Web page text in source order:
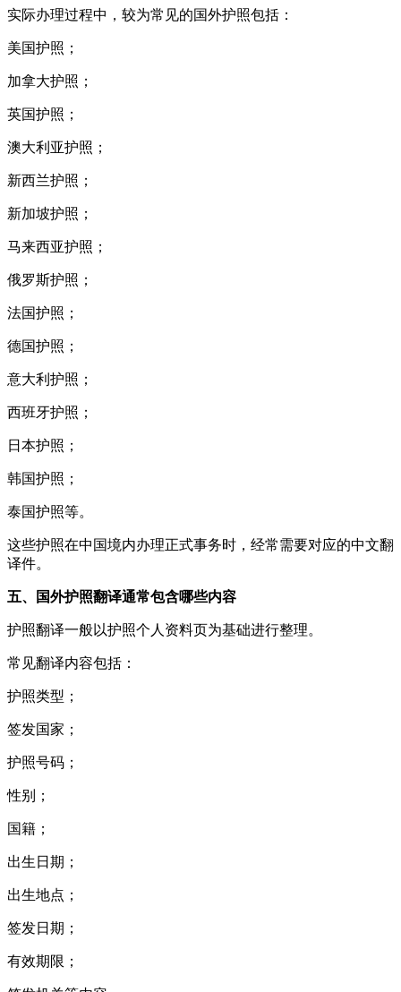
实际办理过程中，较为常见的国外护照包括：
美国护照；
加拿大护照；
英国护照；
澳大利亚护照；
新西兰护照；
新加坡护照；
马来西亚护照；
俄罗斯护照；
法国护照；
德国护照；
意大利护照；
西班牙护照；
日本护照；
韩国护照；
泰国护照等。
这些护照在中国境内办理正式事务时，经常需要对应的中文翻
译件。
五、国外护照翻译通常包含哪些内容
护照翻译一般以护照个人资料页为基础进行整理。
常见翻译内容包括：
护照类型；
签发国家；
护照号码；
性别；
国籍；
出生日期；
出生地点；
签发日期；
有效期限；